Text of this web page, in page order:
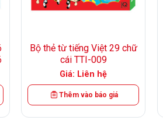
Bộ thẻ từ tiếng Việt 29 chữ
cái TTI-009
Giá: Liên hệ
Thêm vào báo giá